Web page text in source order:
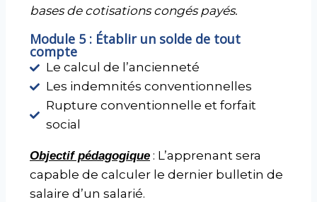
bases de cotisations congés payés.
Module 5 : Établir un solde de tout
compte
Le calcul de l’ancienneté
Les indemnités conventionnelles
Rupture conventionnelle et forfait
social
Objectif pédagogique : L’apprenant sera
capable de calculer le dernier bulletin de
salaire d’un salarié.